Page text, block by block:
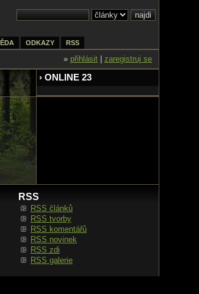
ODKAZY RSS
» přihlásit zaregistruj se
› ONLINE 23
RSS
RSS článků
RSS tvorby
RSS komentářů
RSS novinek
RSS zdi
RSS galerie